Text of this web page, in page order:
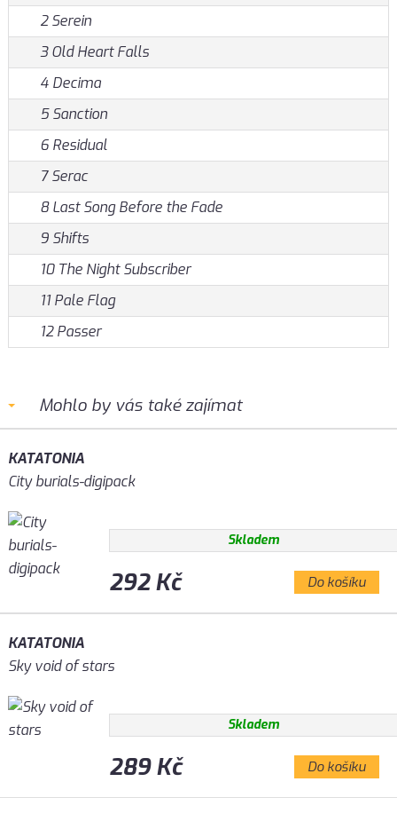
2 Serein
3 Old Heart Falls
4 Decima
5 Sanction
6 Residual
7 Serac
8 Last Song Before the Fade
9 Shifts
10 The Night Subscriber
11 Pale Flag
12 Passer
Mohlo by vás také zajímat
KATATONIA
City burials-digipack
Skladem
292 Kč Do košíku
KATATONIA
Sky void of stars
Skladem
289 Kč Do košíku